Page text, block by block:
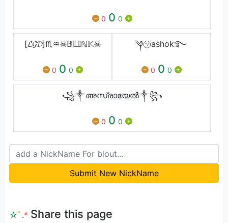
0 0 0
[𝓛𝓖𝓓]♏♒☠𝔹𝕃𝕀ℕ𝕂☠
0 0 0
༆㋡ashok࿐
0 0 0
꧁༒അസ്രായേൽ༒꧂
0 0 0
Submit New NickName
☆ﾟ .* Share this page